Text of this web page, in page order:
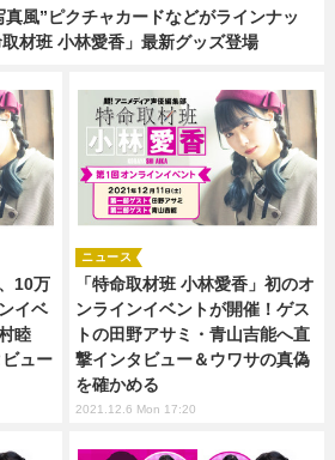
風”ピクチャカードなどがラインナッ
材班 小林愛香」最新グッズ登場
10万
イベ
睦
ュー
「特命取材班 小林愛香」初のオ
ンラインイベントが開催！ゲス
トの田野アサミ・青山吉能へ直
撃インタビュー＆ウワサの真偽
を確かめる
ニュース
2021.12.6 Mon 17:20